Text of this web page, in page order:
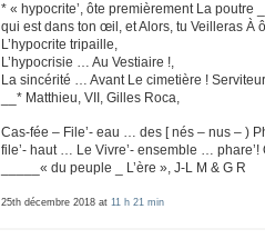
* « hypocrite’, ôte premièrement La poutre _
qui est dans ton œil, et Alors, tu Veilleras À
L’hypocrite tripaille,
L’hypocrisie … Au Vestiaire !,
La sincérité … Avant Le cimetière !
__* Matthieu, VII, Gilles Roca,
Cas-fée – File’- eau … des [ nés – nus – )
file’- haut … Le Vivre’- ensemble …
_____« du peuple _ L’ère », J-L M & G R
25th décembre 2018 at 11 h 21 min